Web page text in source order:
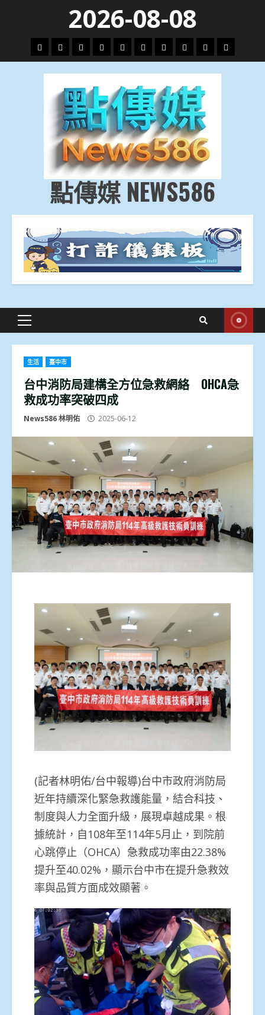
content
2026-08-08
頭
條
財
經
地
方.
會
文
教.
技
專
題
娛
樂
劇
政
治
國
際
運
動
生
活
點傳媒 NEWS586
Primary
生活 臺中市
台中消防局建構全方位急救網絡 OHCA急
救成功率突破四成
News586 林明佑 2025-06-12
(記者林明佑/台中報導)台中市政府消防局
近年持續深化緊急救護能量，結合科技、
制度與人力全面升級，展現卓越成果。根
據統計，自108年至114年5月止，到院前
心跳停止（OHCA）急救成功率由22.38%
提升至40.02%，顯示台中市在提升急救效
率與品質方面成效顯著。